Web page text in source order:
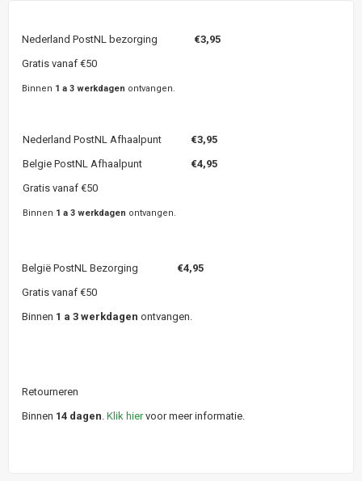
Nederland PostNL bezorging €3,95
Gratis vanaf €50
Binnen 1 a 3 werkdagen ontvangen.
Nederland PostNL Afhaalpunt €3,95
Belgie PostNL Afhaalpunt
€4,95
Gratis vanaf €50
Binnen 1 a 3 werkdagen ontvangen.
België PostNL Bezorging €4,95
Gratis vanaf €50
Binnen 1 a 3 werkdagen ontvangen.
Retourneren
Binnen 14 dagen Klik hiervoor meer informatie.